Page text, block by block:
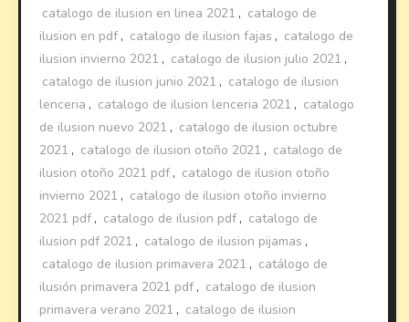
catalogo de ilusion en linea 2021 , catalogo de
ilusion en pdf , catalogo de ilusion fajas , catalogo de
ilusion invierno 2021 , catalogo de ilusion julio 2021 ,
catalogo de ilusion junio 2021 , catalogo de ilusion
lenceria , catalogo de ilusion lenceria 2021 , catalogo
de ilusion nuevo 2021 , catalogo de ilusion octubre
2021 , catalogo de ilusion otoño 2021 , catalogo de
ilusion otoño 2021 pdf , catalogo de ilusion otoño
invierno 2021 , catalogo de ilusion otoño invierno
2021 pdf , catalogo de ilusion pdf , catalogo de
ilusion pdf 2021 , catalogo de ilusion pijamas ,
catalogo de ilusion primavera 2021 , catálogo de
ilusión primavera 2021 pdf , catalogo de ilusion
primavera verano 2021 , catalogo de ilusion